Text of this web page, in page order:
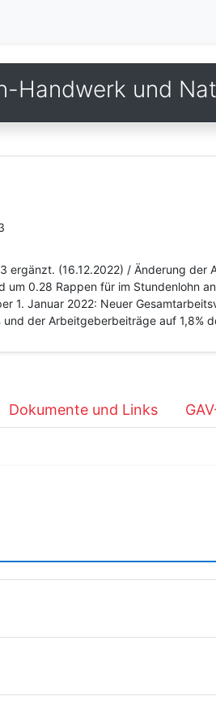
Handwerk und
(16.12.2022) / Änderung
um 0.28 Rappen für im Stundenlohn
1. Januar 2022: Neuer
der Arbeitgeberbeiträge auf 1,8%
Dokumente und Links